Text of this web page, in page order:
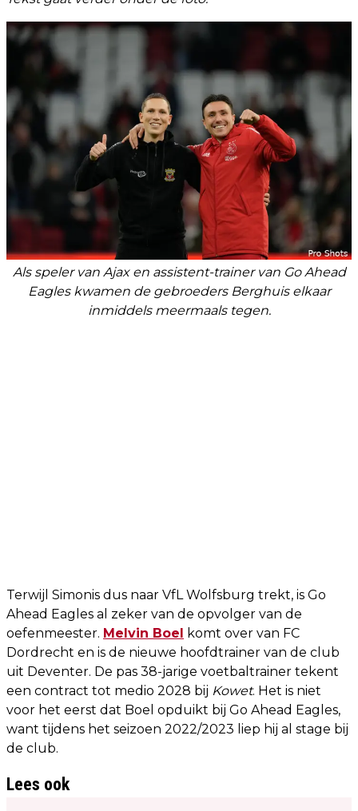
Als speler van Ajax en assistent-trainer van Go Ahead
Eagles kwamen de gebroeders Berghuis elkaar
inmiddels meermaals tegen.
Terwijl Simonis dus naar VfL Wolfsburg trekt, is Go
Ahead Eagles al zeker van de opvolger van de
oefenmeester. Melvin Boel
komt over van FC
Dordrecht en is de nieuwe hoofdtrainer van de club
uit Deventer. De pas 38-jarige voetbaltrainer tekent
een contract tot medio 2028 bij Kowet. Het is niet
voor het eerst dat Boel opduikt bij Go Ahead Eagles,
want tijdens het seizoen 2022/2023 liep hij al stage bij
de club.
Lees ook